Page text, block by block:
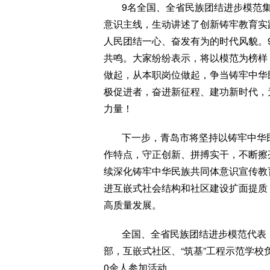
9名全国、全省民族团结进步模范
意识主线，生动讲述了创新铸牢教育
人民团结一心、奋发有为的时代风貌
共鸣。大家纷纷表示，将以模范为榜
做起，从本职岗位做起，争当铸牢中
极促进者，奋进新征程、建功新时代
力量！
下一步，青岛市将坚持以铸牢中
作特点，守正创新、拼搏实干，不断
续深化铸牢中华民族共同体意识宣传
进互嵌式社会结构和社区建设扩面提
高质量发展。
全国、全省民族团结进步模范代
部，互嵌式社区、“筑基”工程示范学